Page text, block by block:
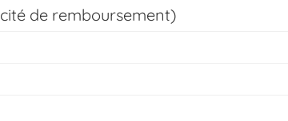
de remboursement)